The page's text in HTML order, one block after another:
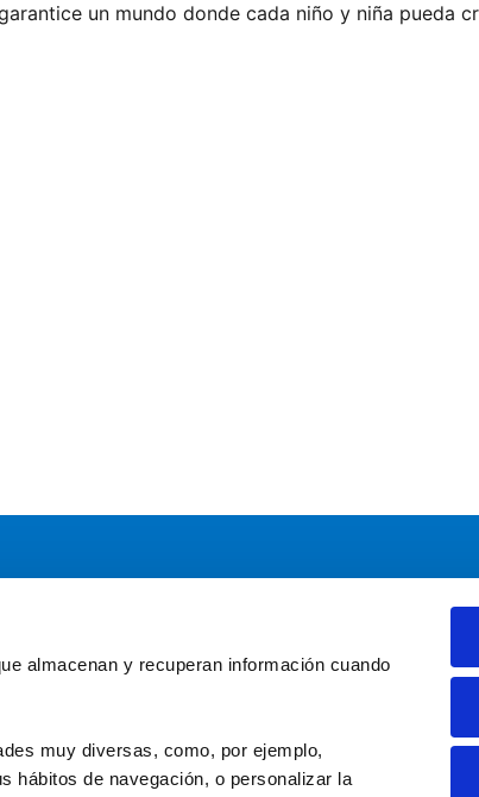
almacenan y recuperan información cuando
muy diversas, como, por ejemplo,
hábitos de navegación, o personalizar la
un mundo donde cada niño y niña pueda
Fundaciones
Fundaciones por el